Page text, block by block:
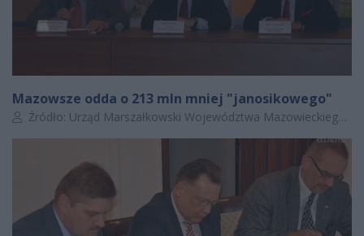
Mazowsze odda o 213 mln mniej "janosikowego"
Autor artykułu:
Źródło: Urząd Marszałkowski Województwa Mazowieckiego w Warszawie